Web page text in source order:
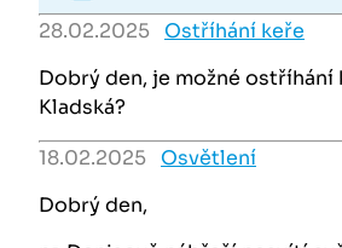
28.02.2025 Ostříhání keře
Dobrý den, je možné ostříhání
Kladská?
18.02.2025 Osvětlení
Dobrý den,